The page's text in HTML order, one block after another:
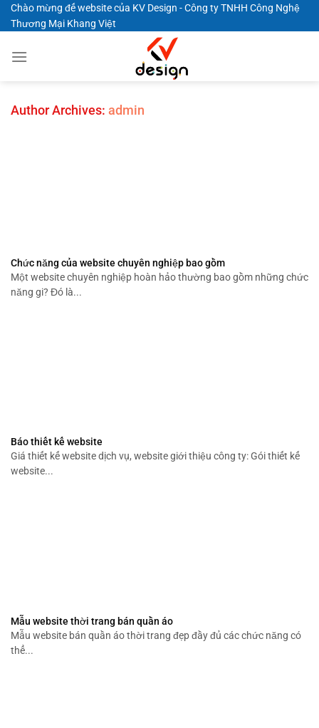
Skip
Chào mừng đế website của KV Design - Công ty TNHH Công Nghệ
Thương Mại Khang Việt
Author Archives: admin
Chức năng của website chuyên nghiệp bao gồm
Một website chuyên nghiệp hoàn hảo thường bao gồm những chức
năng gi? Đó là...
Báo thiết kế website
Giá thiết kế website dịch vụ, website giới thiệu công ty: Gói thiết kế
website...
Mẫu website thời trang bán quần áo
Mẫu website bán quần áo thời trang đẹp đầy đủ các chức năng có
thể...